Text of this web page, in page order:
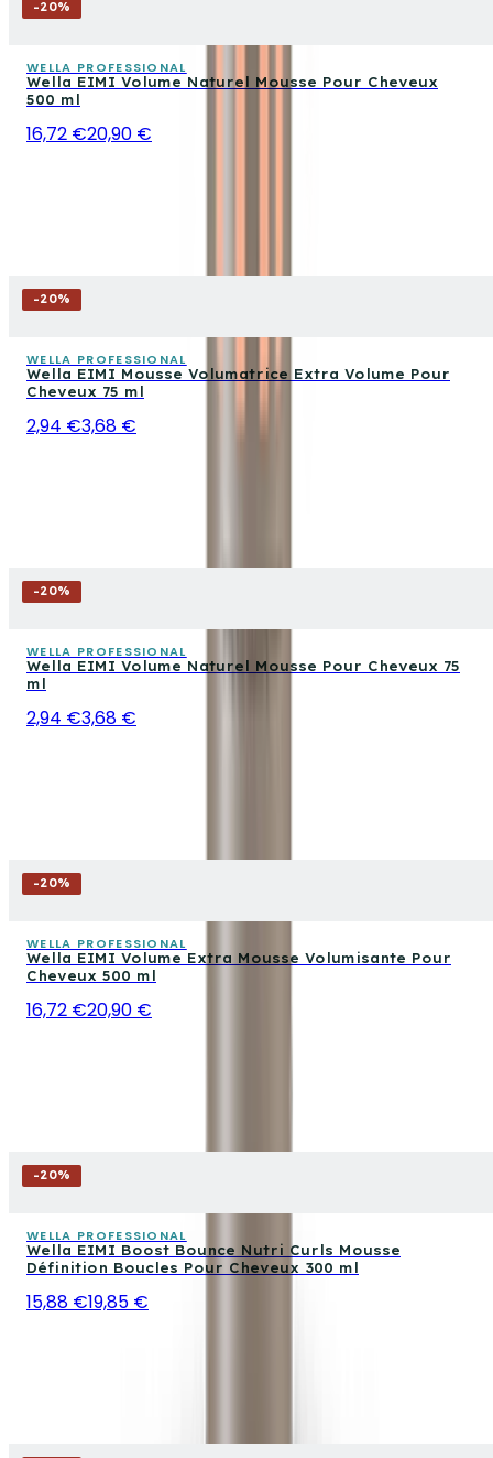
-20%
WELLA PROFESSIONAL
Wella EIMI Volume Naturel Mousse Pour Cheveux
500 ml
16,72 €20,90 €
-20%
WELLA PROFESSIONAL
Wella EIMI Mousse Volumatrice Extra Volume Pour
Cheveux 75 ml
2,94 €3,68 €
-20%
WELLA PROFESSIONAL
Wella EIMI Volume Naturel Mousse Pour Cheveux 75
ml
2,94 €3,68 €
-20%
WELLA PROFESSIONAL
Wella EIMI Volume Extra Mousse Volumisante Pour
Cheveux 500 ml
16,72 €20,90 €
-20%
WELLA PROFESSIONAL
Wella EIMI Boost Bounce Nutri Curls Mousse
Définition Boucles Pour Cheveux 300 ml
15,88 €19,85 €